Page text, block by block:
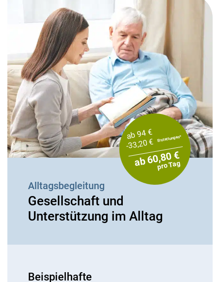
ab 94 €
-33,20 € Erstattungen*
ab 60,80 €
pro Tag
Alltagsbegleitung
Gesellschaft und
Unterstützung im Alltag
Beispielhafte